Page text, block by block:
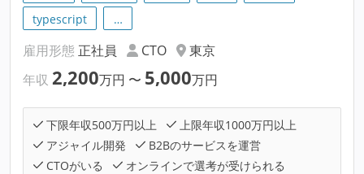
typescript
…
雇用形態 正社員 CTO
東京
年収 2,200万円 〜 5,000万円
下限年収500万円以上
上限年収1000万円以上
アジャイル開発
B2Bのサービスを運営
CTOがいる
オンラインで選考が受けられる